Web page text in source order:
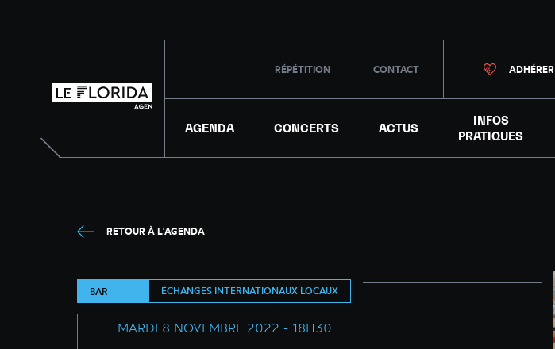
RÉPÉTITION CONTACT ADHÉRER
AGENDA CONCERTS ACTUS
INFOS
PRATIQUES
RETOUR À L'AGENDA
BAR ÉCHANGES INTERNATIONAUX LOCAUX
MARDI 8 NOVEMBRE 2022 - 18H30